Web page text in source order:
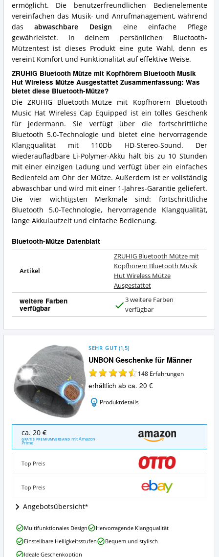
ermöglicht. Die benutzerfreundlichen Bedienelemente
vereinfachen das Musik- und Anrufmanagement, während
dasabwaschbare Design eine einfache Pflege
gewährleistet. In deinem persönlichen Bluetooth-
Mützentest ist dieses Produkt eine gute Wahl, denn es
vereint Komfort und Funktionalität auf effektive Weise.
ZRUHIG Bluetooth Mütze mit Kopfhörern Bluetooth Musik
Hut Wireless Mütze Ausgestattet Zusammenfassung: Was
bietet diese Bluetooth-Mütze?
Die ZRUHIG Bluetooth-Mütze mit Kopfhörern Bluetooth
Music Hat Wireless Cap Equipped ist ein tolles Geschenk
für jedermann. Sie verfügt über die fortschrittliche
Bluetooth 5.0-Technologie und bietet eine hervorragende
Klangqualität mit 110Db HD-Stereo-Sound. Der
wiederaufladbare Li-Polymer-Akku hält bis zu 10 Stunden
mit einer einzigen Ladung und verfügt über ein einfaches
Bedienfeld am Ohr der Mütze. Außerdem ist er vollständig
abwaschbar und wird mit einer 1-Jahres-Garantie geliefert.
Die vier wichtigsten Merkmale sind: fortschrittliche
Bluetooth 5.0-Technologie, hervorragende Klangqualität,
lange Akkulaufzeit und einfache Bedienung.
Bluetooth-Mütze Datenblatt
Artikel
ZRUHIG Bluetooth Mütze mit
Kopfhörern Bluetooth Musik
Hut Wireless Mütze
Ausgestattet
weitere Farben
verfügbar
a
3 weitere Farben
verfügbar
UNBON Geschenke für Männer
SEHR GUT (1,5)
148 Erfahrungen
erhältlich ab ca. 20 €
Produktdetails
UNBON
Geschenke
Männer
Angebote:
Wo
diese
Bluetooth-
Mütze
ca. 20 €
GRATIS PREMIUMVERSAND mit Amazon
Prime
Top Preis
Top Preis
Angebotsübersicht
UNBON
Geschenke
für
Männer
Multifunktionales Design
Hervorragende Klangqualität
Einstellbare Helligkeitsstufen
Bequem und stylisch
Ideale Geschenkoption